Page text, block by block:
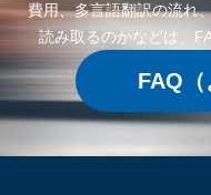
費用、多言語翻訳の流れ
読み取るのかなどは、
FAQ